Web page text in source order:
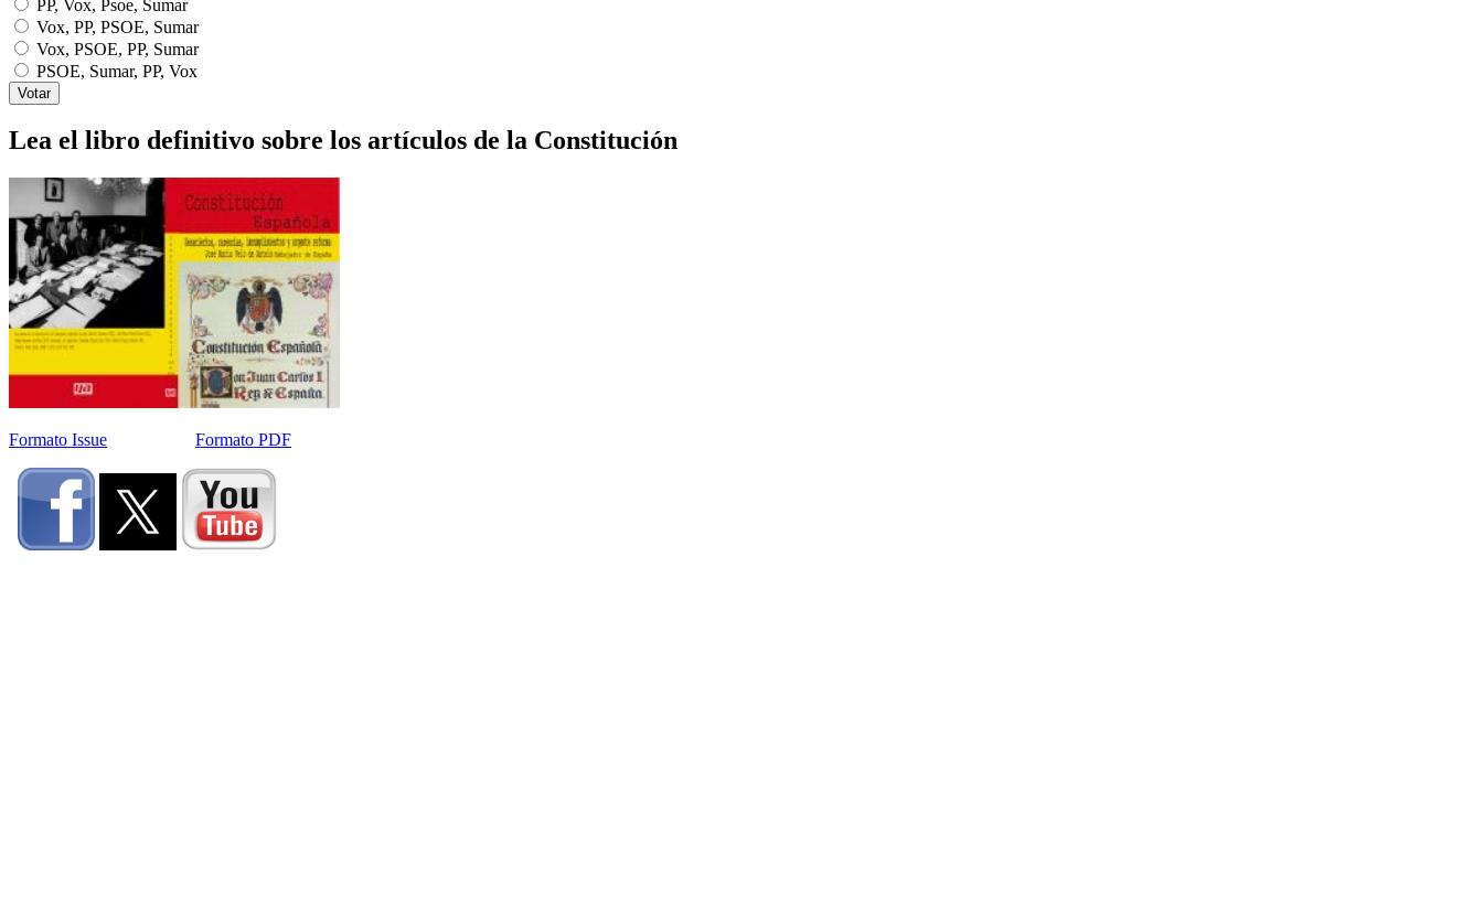
PP, Vox, Psoe, Sumar
Vox, PP, PSOE, Sumar
Vox, PSOE, PP, Sumar
PSOE, Sumar, PP, Vox
Lea el libro definitivo sobre los artículos de la Constitución
Formato Issue Formato PDF